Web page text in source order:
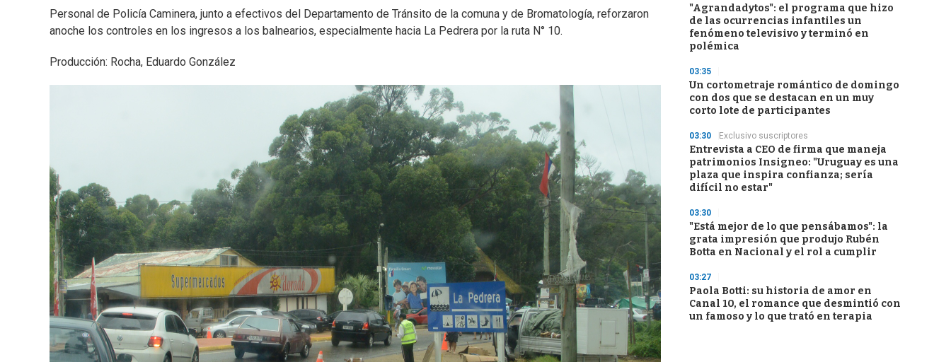
Personal de Policía Caminera, junto a efectivos del Departamento de Tránsito de la comuna y de Bromatología, reforzaron
anoche los controles en los ingresos a los balnearios, especialmente hacia La Pedrera por la ruta N° 10.
Producción: Rocha, Eduardo González
"Agrandadytos": el programa que hizo
de las ocurrencias infantiles un
fenómeno televisivo y terminó en
polémica
03:35
Un cortometraje romántico de domingo
con dos que se destacan en un muy
corto lote de participantes
03:30 Exclusivo suscriptores
Entrevista a CEO de firma que maneja
patrimonios Insigneo: "Uruguay es una
plaza que inspira confianza; sería
difícil no estar"
03:30
"Está mejor de lo que pensábamos": la
grata impresión que produjo Rubén
Botta en Nacional y el rol a cumplir
03:27
Paola Botti: su historia de amor en
Canal 10, el romance que desmintió con
un famoso y lo que trató en terapia